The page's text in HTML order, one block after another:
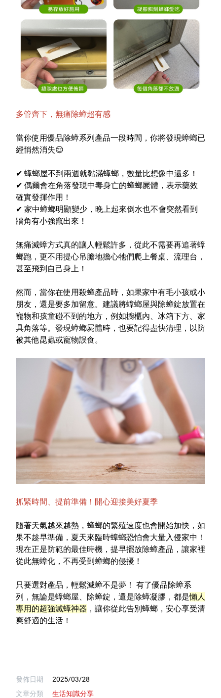
多管齊下，無痛除蟑超有感
當你使用優品除蟑系列產品一段時間，你將發現蟑螂已
經悄然消失😌
✔ 蟑螂屋不到兩週就黏滿蟑螂，數量比想像中還多！
✔ 偶爾會在角落發現中毒身亡的蟑螂屍體，表示藥效
確實發揮作用！
✔ 家中蟑螂明顯變少，晚上起來倒水也不會突然看到
牆角有小強竄出來！
無痛滅蟑方式真的讓人輕鬆許多，從此不需要再追著蟑
螂跑，更不用提心吊膽地擔心牠們爬上餐桌、流理台，
甚至飛到自己身上！
然而，當你在使用殺蟑產品時，如果家中有毛小孩或小
朋友，還是要多加留意。建議將蟑螂屋與除蟑錠放置在
寵物和孩童碰不到的地方，例如櫥櫃內、冰箱下方、家
具角落等。發現蟑螂屍體時，也要記得盡快清理，以防
被其他昆蟲或寵物誤食。
抓緊時間、提前準備！開心迎接美好夏季
隨著天氣越來越熱，蟑螂的繁殖速度也會開始加快，如
果不趁早準備，夏天來臨時蟑螂恐怕會大量入侵家中！
現在正是防範的最佳時機，提早擺放除蟑產品，讓家裡
從此無蟑化，不再受到蟑螂的侵擾！
只要選對產品，輕鬆滅蟑不是夢！ 有了優品除蟑系
列，無論是蟑螂屋、除蟑錠，還是除蟑凝膠，都是懶人
專用的超強滅蟑神器 ，讓你從此告別蟑螂，安心享受清
爽舒適的生活！
發佈日期
2025/03/28
文章分類
生活知識分享